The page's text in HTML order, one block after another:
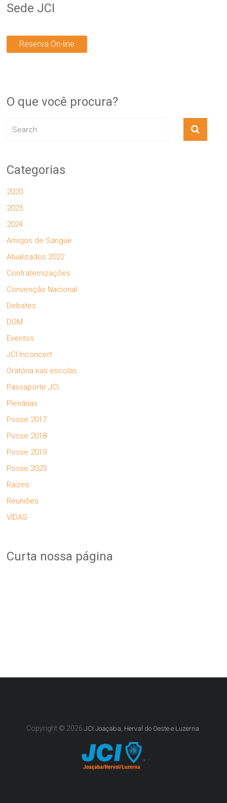
Sede JCI
Reserva On-line
O que você procura?
Categorias
2020
2023
2024
Amigos de Sangue
Atualizados 2022
Confraternizações
Convenção Nacional
Debates
DOM
Eventos
JCI Inconcert
Oratória nas escolas
Passaporte JCI
Plenárias
Posse 2017
Posse 2018
Posse 2019
Posse 2023
Raízes
Reuniões
VIDAS
Curta nossa página
Copyright © 2026 JCI Joaçaba, Herval do Oeste e Luzerna